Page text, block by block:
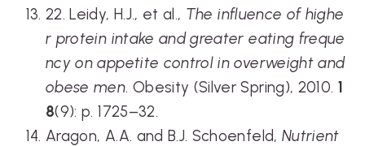
22. Leidy, H.J., et al., The influence of highe
r protein intake and greater eating freque
ncy on appetite control in overweight and
obese men. Obesity (Silver Spring), 2010. 1
8(9): p. 1725–32.
Aragon, A.A. and B.J. Schoenfeld, Nutrient